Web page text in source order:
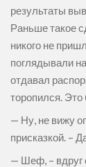
результаты
Раньше такое
никого не
поглядывали
отдавал
торопился.
— Ну, не вижу
присказкой. –
— Шеф, – вдруг